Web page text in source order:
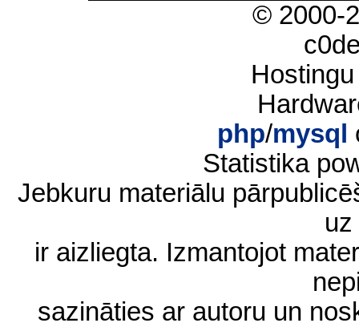
© 2000-
php/mysql
Statistika
Jebkuru materiālu
ir aizliegta. Izmantojot
sazināties ar autoru un